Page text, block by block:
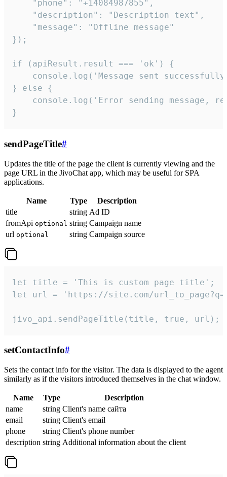
    "phone": "+14084987855",
    "description": "Description text",
    "message": "Offline message"
});
if (apiResult.result === 'ok') {
console.log('Message sent
} else {
console.log('Error sending message,
}
sendPageTitle#
Updates the title of the page the client is currently viewing and the
page URL in the JivoChat app, which may be useful for SPA
applications.
Name Type
Description
title
string Ad ID
fromApi optional string Campaign name
url optional string Campaign source
let title = 'This is custom page title';
let url = 'https://site.com/
jivo_api.sendPageTitle(title, true, url);
setContactInfo#
Sets the contact info for the visitor. The data is displayed to the agent
similarly as if the visitors introduced themselves in the chat window.
Name Type
Description
name
string Client's name сайта
email
string Client's email
phone
string Client's phone number
description string Additional information about the client